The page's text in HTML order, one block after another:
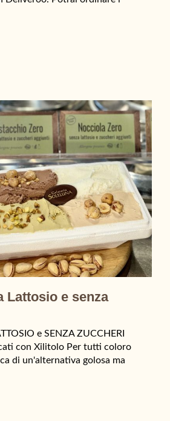
Lattosio e senza
e SENZA ZUCCHERI
con Xilitolo Per tutti coloro
di un'alternativa golosa ma